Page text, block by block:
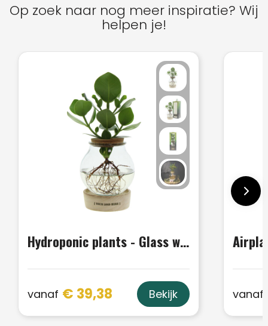
Op zoek naar nog meer inspiratie? Wij
helpen je!
Hydroponic plants - Glass with LED light in giftbox
vanaf € 39,38 Bekijk vanaf